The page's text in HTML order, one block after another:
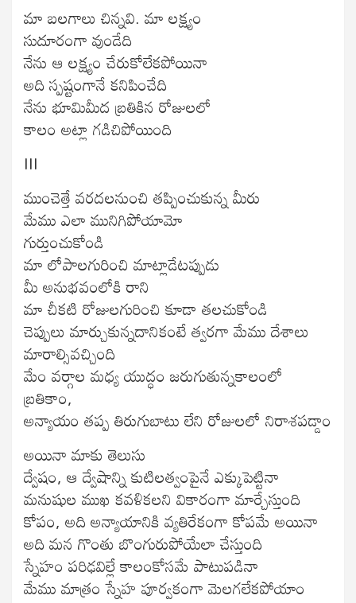
మా బలగాలు చిన్నవి. మా లక్ష్యం
సుదూరంగా వుండేది
నేను ఆ లక్ష్యం చేరుకోలేకపోయినా
అది స్పష్టంగానే కనిపించేది
నేను భూమిమీద బ్రతికిన రోజులలో
కాలం అట్లా గడిచిపోయింది
III
ముంచెత్తే వరదలనుంచి తప్పించుకున్న మీరు
మేము ఎలా మునిగిపోయామో
గుర్తుంచుకోండి
మా లోపాలగురించి మాట్లాడేటప్పుడు
మీ అనుభవంలోకి రాని
మా చీకటి రోజులగురించి కూడా తలచుకోండి
చెప్పులు మార్చుకున్నదానికంటే త్వరగా మేము దేశాలు
మారాల్సివచ్చింది
మేం వర్గాల మధ్య యుద్ధం జరుగుతున్నకాలంలో
బ్రతికాం,
అన్యాయం తప్ప తిరుగుబాటు లేని రోజులలో నిరాశపడ్డాం
అయినా మాకు తెలుసు
ద్వేషం, ఆ ద్వేషాన్ని కుటిలత్వంపైనే ఎక్కుపెట్టినా
మనుషుల ముఖ కవళికలని వికారంగా మార్చేస్తుంది
కోపం, అది అన్యాయానికి వ్యతిరేకంగా కోపమే అయినా
అది మన గొంతు బొంగురుపోయేలా చేస్తుంది
స్నేహం పరిఢవిల్లే కాలంకోసమే పాటుపడినా
మేము మాత్రం స్నేహ పూర్వకంగా మెలగలేకపోయాం